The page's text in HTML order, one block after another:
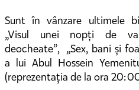
Sunt în vânzare ultimele
„Visul unei nopți de
deocheate”, „Sex, bani și
a lui Abul Hossein
(reprezentația de la ora